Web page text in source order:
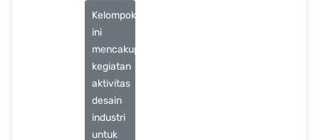
Kelompok
ini
mencakup
kegiatan
aktivitas
desain
industri
untuk